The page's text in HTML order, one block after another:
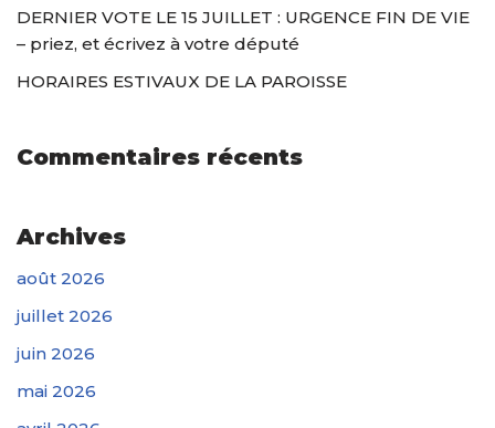
DERNIER VOTE LE 15 JUILLET : URGENCE FIN DE VIE
– priez, et écrivez à votre député
HORAIRES ESTIVAUX DE LA PAROISSE
Commentaires récents
Archives
août 2026
juillet 2026
juin 2026
mai 2026